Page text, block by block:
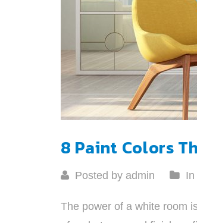
8 Paint Colors
Posted by admin In
The power of a white room